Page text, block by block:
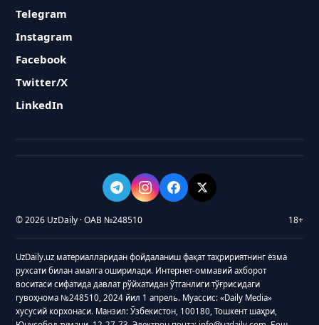
Telegram
Instagram
Facebook
Twitter/X
LinkedIn
© 2026 UzDaily · ОАВ №248510 18+
UzDaily.uz материалларидан фойдаланиш фақат таҳририятнинг ёзма
рухсати билан амалга оширилади. Интернет-оммавий ахборот
воситаси сифатида давлат рўйхатидан ўтганлиги тўғрисидаги
гувоҳнома №248510, 2024 йил 1 апрель. Муассис: «Daily Media»
хусусий корхонаси. Манзил: Ўзбекистон, 100180, Тошкент шаҳри,